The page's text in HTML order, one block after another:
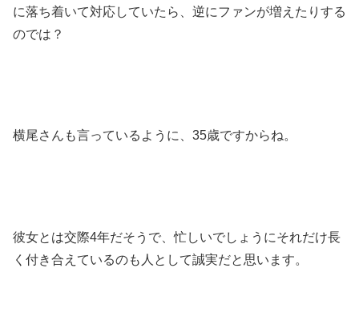
に落ち着いて対応していたら、逆にファンが増えたりする
のでは？
横尾さんも言っているように、35歳ですからね。
彼女とは交際4年だそうで、忙しいでしょうにそれだけ長
く付き合えているのも人として誠実だと思います。